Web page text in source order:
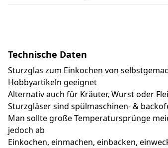
Technische Daten
Sturzglas zum Einkochen von
Hobbyartikeln geeignet
Alternativ auch für Kräuter, Wurst oder
Sturzgläser sind spülmaschinen- &
Man sollte große Temperatursprünge
jedoch ab
Einkochen, einmachen, einbacken,